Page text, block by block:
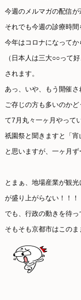
今週のメルマガの配信
それでも今週の診療時間
今年はコロナになって
（日本人は三大○○って
されます。
あっ、いや、もう開催さ
ご存じの方も多いのか
て7月丸々一ヶ月やって
祇園祭と聞きますと「
と思いますが、一ヶ月
とまぁ、地場産業が観
が盛り上がらない！！！
でも、行政の動きを待っ
そもそも京都市はこのま